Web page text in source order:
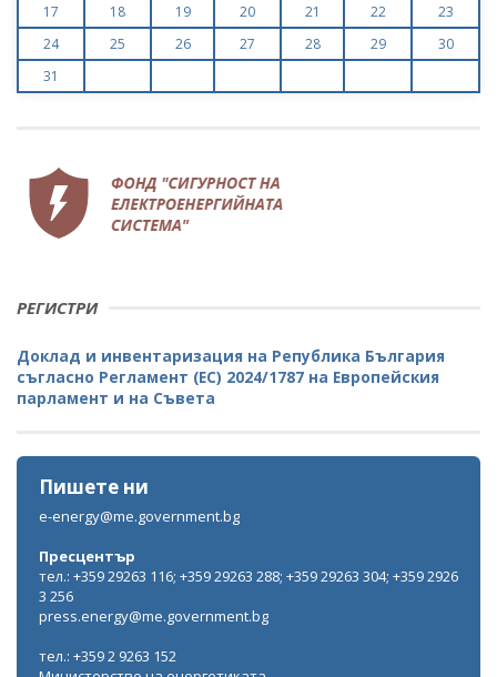
17
18 19 20 21 22
23
24
25 26 27 28 29
30
31
РЕГИСТРИ
Доклад и инвентаризация на Република България
съгласно Регламент (ЕС) 2024/1787 на Европейския
парламент и на Съвета
Пишете ни
e-energy@me.government.bg
Пресцентър
тел.: +359 29263 116; +359 29263 288; +359 29263 304; +359 2926
3 256
press.energy@me.government.bg
тел.: +359 2 9263 152